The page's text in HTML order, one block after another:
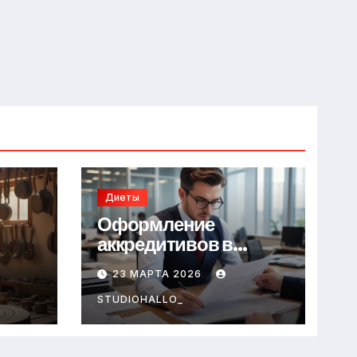
Диеты
Оформление
аккредитивов в
международной
торговле
23 МАРТА 2026
STUDIOHALLO_